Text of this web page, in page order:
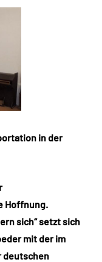
in der
Hoffnung.
sich“ setzt sich
mit der im
deutschen